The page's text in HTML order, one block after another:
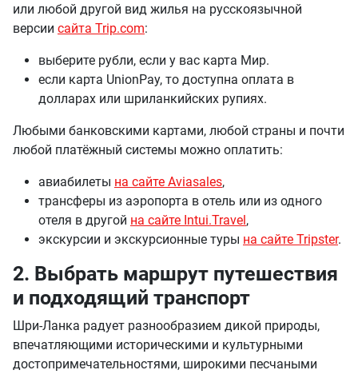
или любой другой вид жилья на русскоязычной
версии сайта Trip.com:
выберите рубли, если у вас карта Мир.
если карта UnionPay, то доступна оплата в
долларах или шриланкийских рупиях.
Любыми банковскими картами, любой страны и почти
любой платёжный системы можно оплатить:
авиабилеты на сайте Aviasales,
трансферы из аэропорта в отель или из одного
отеля в другой на сайте Intui.Travel,
экскурсии и экскурсионные туры на сайте Tripster.
2. Выбрать маршрут путешествия
и подходящий транспорт
Шри-Ланка радует разнообразием дикой природы,
впечатляющими историческими и культурными
достопримечательностями, широкими песчаными